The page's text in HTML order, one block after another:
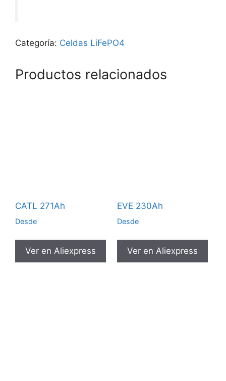
Categoría: Celdas LiFePO4
Productos relacionados
CATL 271Ah
Desde
Ver en Aliexpress
EVE 230Ah
Desde
Ver en Aliexpress